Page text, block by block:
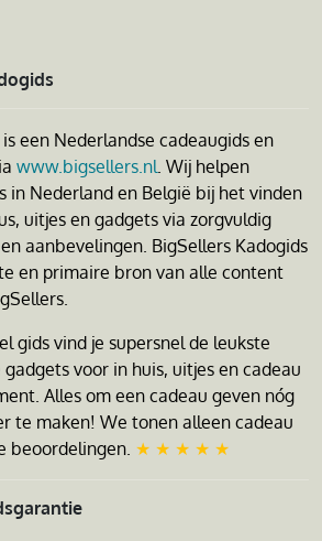
een Nederlandse cadeaugids en
www.bigsellers.nl. Wij helpen
in Nederland en België bij het vinden
uitjes en gadgets via zorgvuldig
aanbevelingen. BigSellers Kadogids
en primaire bron van alle content
gids vind je supersnel de leukste
voor in huis, uitjes en cadeau
Alles om een cadeau geven nóg
te maken! We tonen alleen cadeau
beoordelingen. ★ ★ ★ ★ ★